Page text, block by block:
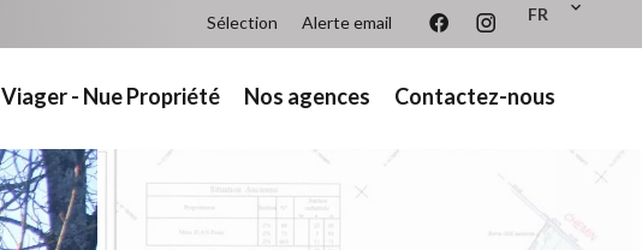
FR
Sélection Alerte email
Viager - Nue Propriété Nos agences Contactez-nous